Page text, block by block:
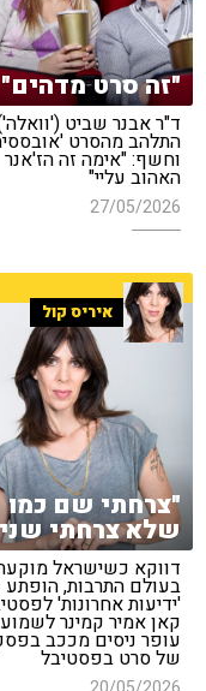
"זה סרט מדהים"
ד"ר אבנר שביט
התלהב מהסרט
וחשף: "אימה זה הז'אנר
האהוב עליי"
27/05/2026
איריס קול
"צרחתי שם כמו
שלא צרחתי
דווקא כשישראל
בעולם התרבות,
'ידיעות אחרונות'
קאן אמיר קמינר
עופר ניסים מככב
של סרט בפסטיבל